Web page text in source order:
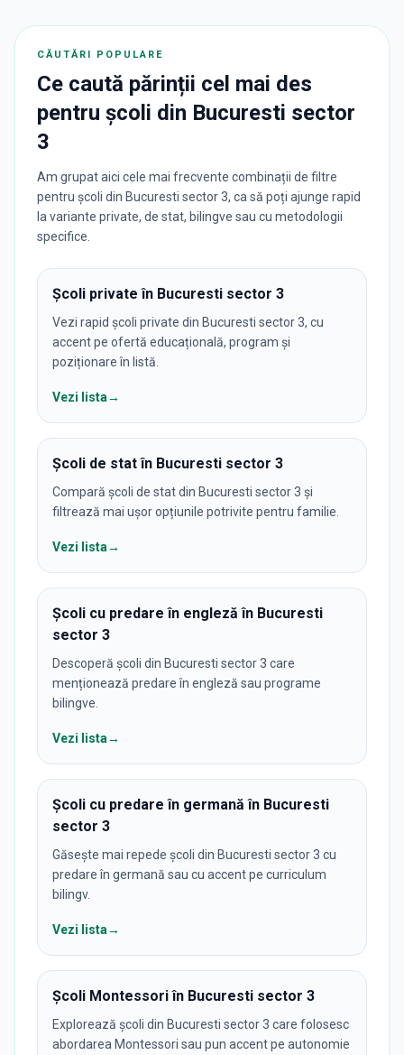
CĂUTĂRI POPULARE
Ce caută părinții cel mai des
pentru școli din Bucuresti sector
3
Am grupat aici cele mai frecvente combinații de filtre
pentru școli din Bucuresti sector 3, ca să poți ajunge rapid
la variante private, de stat, bilingve sau cu metodologii
specifice.
Școli private în Bucuresti sector 3
Vezi rapid școli private din Bucuresti sector 3, cu
accent pe ofertă educațională, program și
poziționare în listă.
Vezi lista→
Școli de stat în Bucuresti sector 3
Compară școli de stat din Bucuresti sector 3 și
filtrează mai ușor opțiunile potrivite pentru familie.
Vezi lista→
Școli cu predare în engleză în Bucuresti
sector 3
Descoperă școli din Bucuresti sector 3 care
menționează predare în engleză sau programe
bilingve.
Vezi lista→
Școli cu predare în germană în Bucuresti
sector 3
Găsește mai repede școli din Bucuresti sector 3 cu
predare în germană sau cu accent pe curriculum
bilingv.
Vezi lista→
Școli Montessori în Bucuresti sector 3
Explorează școli din Bucuresti sector 3 care folosesc
abordarea Montessori sau pun accent pe autonomie